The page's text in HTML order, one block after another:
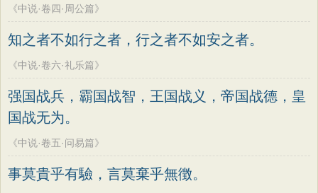
《中说·卷四·周公篇》
知之者不如行之者，行之者不如安之者。
《中说·卷六·礼乐篇》
强国战兵，霸国战智，王国战义，帝国战德，皇
国战无为。
《中说·卷五·问易篇》
事莫貴乎有驗，言莫棄乎無徴。